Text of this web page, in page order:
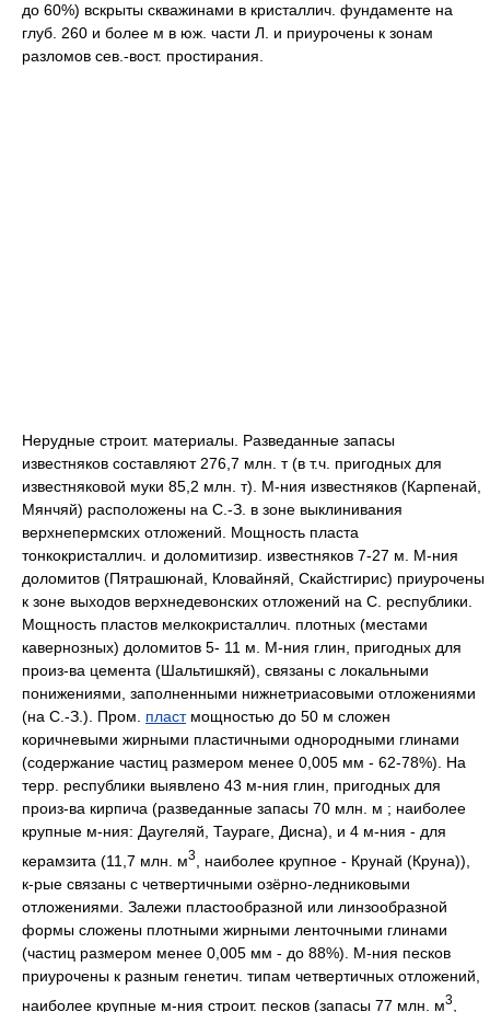
до 60%) вскрыты скважинами в кристаллич. фундаменте на
глуб. 260 и более м в юж. части Л. и приурочены к зонам
разломов сев.-вост. простирания.
Нерудные строит. материалы. Разведанные запасы
известняков составляют 276,7 млн. т (в т.ч. пригодных для
известняковой муки 85,2 млн. т). M-ния известняков (Карпенай,
Мянчяй) расположены на C.-З. в зоне выклинивания
верхнепермских отложений. Мощность пласта
тонкокристаллич. и доломитизир. известняков 7-27 м. M-ния
доломитов (Пятрашюнай, Кловайняй, Скайстгирис) приурочены
к зоне выходов верхнедевонских отложений на C. республики.
Мощность пластов мелкокристаллич. плотных (местами
кавернозных) доломитов 5- 11 м. M-ния глин, пригодных для
произ-ва цемента (Шальтишкяй), связаны c локальными
понижениями, заполненными нижнетриасовыми отложениями
(на C.-З.). Пром. пластмощностью до 50 м сложен
коричневыми жирными пластичными однородными глинами
(содержание частиц размером менее 0,005 мм - 62-78%). Ha
терр. республики выявлено 43 м-ния глин, пригодных для
произ-ва кирпича (разведанные запасы 70 млн. м ; наиболее
крупные м-ния: Даугеляй, Таураге, Дисна), и 4 м-ния - для
керамзита (11,7 млн. м3
, наиболее крупное - Крунай (Круна)),
к-рые связаны c четвертичными озёрно-ледниковыми
отложениями. Залежи пластообразной или линзообразной
формы сложены плотными жирными ленточными глинами
(частиц размером менее 0,005 мм - до 88%). M-ния песков
приурочены к разным генетич. типам четвертичных отложений,
наиболее крупные м-ния строит. песков (запасы 77 млн. м3